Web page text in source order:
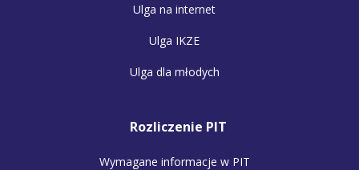
Ulga na internet
Ulga IKZE
Ulga dla młodych
Rozliczenie PIT
Wymagane informacje w PIT